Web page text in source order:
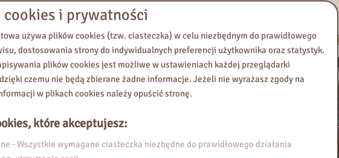
społeczną. Autor omawia zarówno klasyczne
tej dziedziny, jak i najnowsze osiągnięcia
zachowania, dziecięcych teorii
przywiązania w średnim i późnym dzieciństwie
w systemach rodzinnych.
wyniki badań oraz przedstawia ich cele,
techniki wykorzystywane w badaniach nad
podkreślając ich znaczenie dla praktyki.
poświęca zastosowaniu wyników badań w
i prywatności
używa plików cookies (tzw. ciasteczka) w celu niezbędnym do prawidłowego
dostosowania strony do indywidualnych preferencji użytkownika oraz statystyk.
plików cookies jest możliwe w ustawieniach każdej przeglądarki
czemu nie będą zbierane żadne informacje. Jeżeli nie wyrażasz zgody na
w plikach cookies należy opuścić stronę.
które akceptujesz:
- Wszystkie wymagane ciasteczka niezbędne do prawidłowego działania